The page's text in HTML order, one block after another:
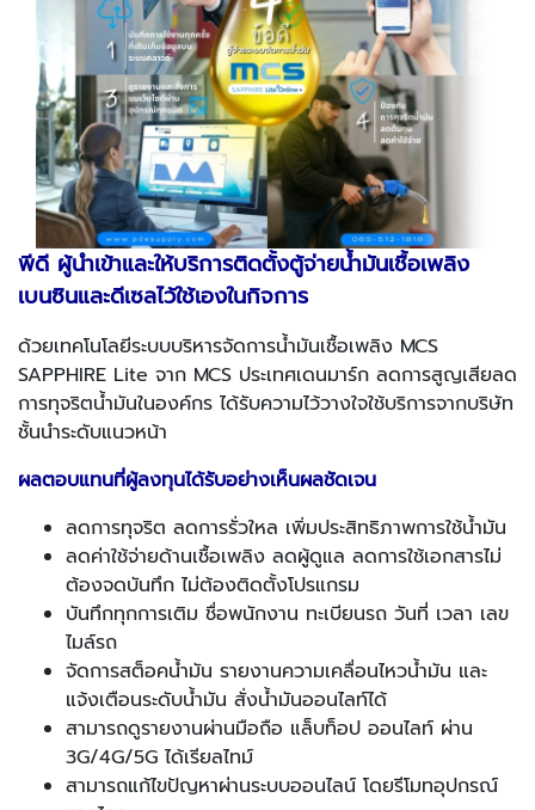
พีดี ผู้นำเข้าและให้บริการติดตั้งตู้จ่ายน้ำมันเชื้อเพลิง
เบนซินและดีเซลไว้ใช้เองในกิจการ
ด้วยเทคโนโลยีระบบบริหารจัดการน้ำมันเชื้อเพลิง MCS
SAPPHIRE Lite จาก MCS ประเทศเดนมาร์ก ลดการสูญเสียลด
การทุจริตน้ำมันในองค์กร ได้รับความไว้วางใจใช้บริการจากบริษัท
ชั้นนำระดับแนวหน้า
ผลตอบแทนที่ผู้ลงทุนได้รับอย่างเห็นผลชัดเจน
ลดการทุจริต ลดการรั่วใหล เพิ่มประสิทธิภาพการใช้น้ำมัน
ลดค่าใช้จ่ายด้านเชื้อเพลิง ลดผู้ดูแล ลดการใช้เอกสารไม่
ต้องจดบันทึก ไม่ต้องติดตั้งโปรแกรม
บันทึกทุกการเติม ชื่อพนักงาน ทะเบียนรถ วันที่ เวลา เลข
ไมล์รถ
จัดการสต็อคน้ำมัน รายงานความเคลื่อนไหวน้ำมัน และ
แจ้งเตือนระดับน้ำมัน สั่งน้ำมันออนไลท์ได้
สามารถดูรายงานผ่านมือถือ แล็บท็อป ออนไลท์ ผ่าน
3G/4G/5G ได้เรียลไทม์
สามารถแก้ไขปัญหาผ่านระบบออนไลน์ โดยรีโมทอุปกรณ์